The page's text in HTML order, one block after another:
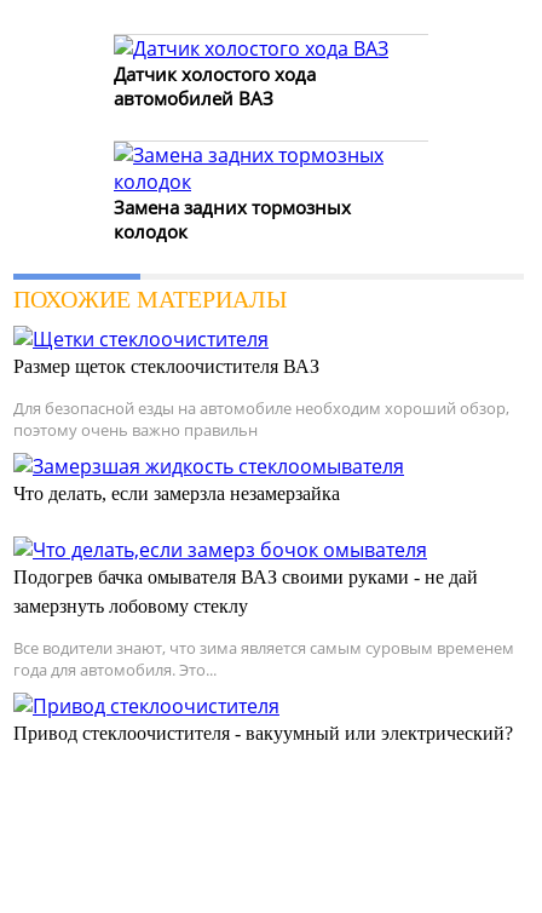
Датчик холостого хода
автомобилей ВАЗ
Замена задних тормозных
колодок
ПОХОЖИЕ МАТЕРИАЛЫ
Размер щеток стеклоочистителя ВАЗ
Для безопасной езды на автомобиле необходим хороший обзор,
поэтому очень важно правильн
Что делать, если замерзла незамерзайка
Подогрев бачка омывателя ВАЗ своими руками - не дай
замерзнуть лобовому стеклу
Все водители знают, что зима является самым суровым временем
года для автомобиля. Это...
Привод стеклоочистителя - вакуумный или электрический?